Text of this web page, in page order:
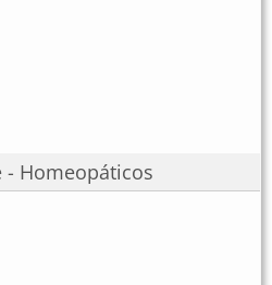
Homeopáticos